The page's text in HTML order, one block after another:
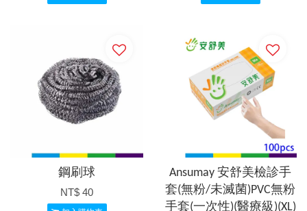
鋼刷球
NT$ 40
Ansumay 安舒美檢診手
套(無粉/未滅菌)PVC無粉
手套(一次性)(醫療級)(XL)